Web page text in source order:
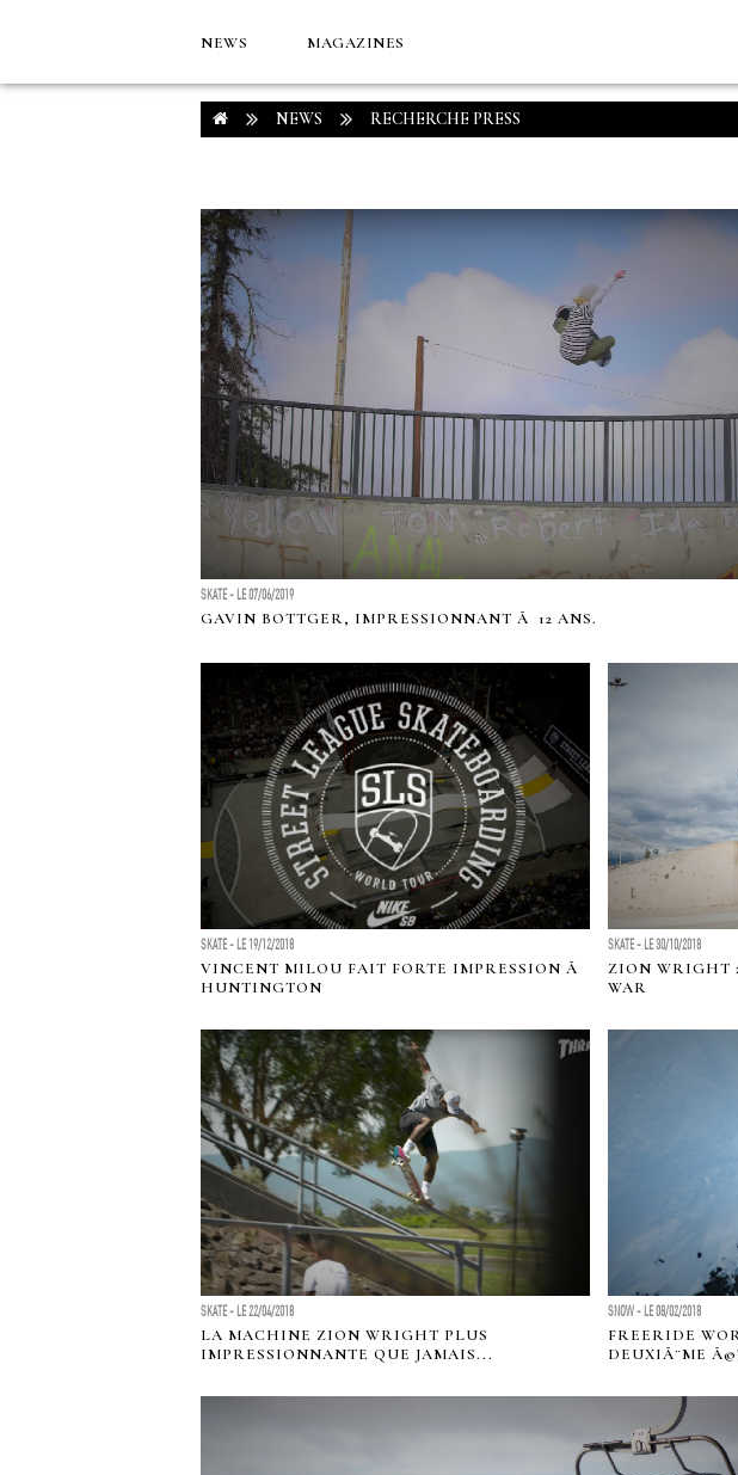
NEWS MAGAZINES
NEWS RECHERCHE PRESS
SKATE - LE 07/06/2019
GAVIN BOTTGER, IMPRESSIONNANT Ã 12 ANS.
SKATE - LE 19/12/2018
VINCENT MILOU FAIT FORTE IMPRESSION Ã
HUNTINGTON
SKATE - LE 30/10/2018
ZION WRIGHT
WAR
SKATE - LE 22/04/2018
LA MACHINE ZION WRIGHT PLUS
IMPRESSIONNANTE QUE JAMAIS...
SNOW - LE 08/02/2018
FREERIDE
DEUXIÃ¨ME